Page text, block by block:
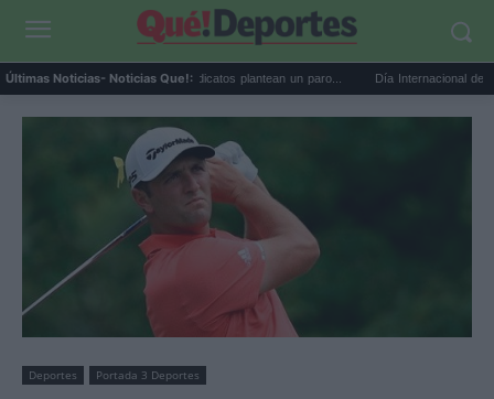
Últimas Noticias- Noticias Que!:
Huelga de médicos: los sindicatos plantean un paro... Día Internacional de la
Deportes Portada 3 Deportes